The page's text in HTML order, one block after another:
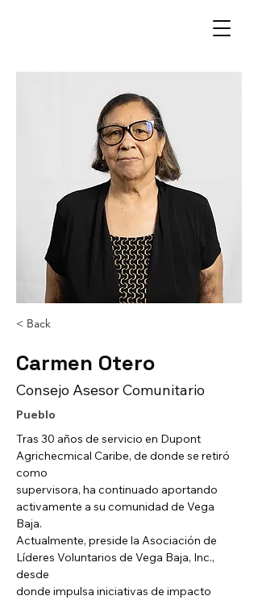
< Back
Carmen Otero
Consejo Asesor Comunitario
Pueblo
Tras 30 años de servicio en Dupont
Agrichecmical Caribe, de donde se retiró
como
supervisora, ha continuado aportando
activamente a su comunidad de Vega
Baja.
Actualmente, preside la Asociación de
Líderes Voluntarios de Vega Baja, Inc.,
desde
donde impulsa iniciativas de impacto